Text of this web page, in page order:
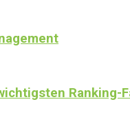
Ranking-